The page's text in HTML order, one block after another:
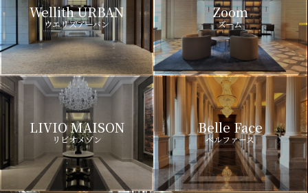
Wellith URBAN
ウエリスアーバン
Zoom
ズーム
LIVIO MAISON
リビオメゾン
Belle Face
ベルファース